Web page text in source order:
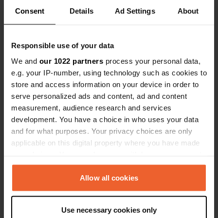
Consent Details Ad Settings About
Responsible use of your data
We and our 1022 partners process your personal data,
e.g. your IP-number, using technology such as cookies to
store and access information on your device in order to
serve personalized ads and content, ad and content
measurement, audience research and services
development. You have a choice in who uses your data
and for what purposes. Your privacy choices are only
applicable on this digital property where you have made
any time from the Cookie Declaration or by clicking on
the Privacy trigger icon.
Collect information about your geographical location
Allow all cookies
Use necessary cookies only
43.69073 17.82018
84100
Passer àPRO+
pour toutes les coordonnées PRO+
Carte
Afficher sur la carte
Site web
Visitez le site Web Copie
Appelez l'emplacement
Information